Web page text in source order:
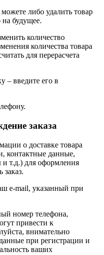
либо удалить товар
будущее.
количество
количества товара
для перерасчета
– введите его в
заказа
о доставке товара
контактные данные,
и т.д.) для оформления
e-mail, указанный при
номер телефона,
привести к
внимательно
при регистрации и
ваших